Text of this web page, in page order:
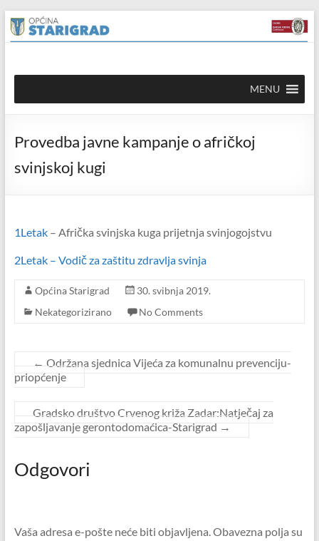
content
Skip
to
content
Općina
Starigrad
mrežna
stranica
MENU
Provedba javne kampanje o afričkoj
svinjskoj kugi
1Letak– Afrička svinjska kuga prijetnja svinjogojstvu
2Letak – Vodič za zaštitu zdravlja svinja
Općina Starigrad
30. svibnja 2019.
Nekategorizirano
No Comments
← Održana sjednica Vijeća za komunalnu prevenciju-
priopćenje
Gradsko društvo Crvenog križa Zadar:Natječaj za
zapošljavanje gerontodomaćica-Starigrad →
Odgovori
Vaša adresa e-pošte neće biti objavljena.Obavezna polja su